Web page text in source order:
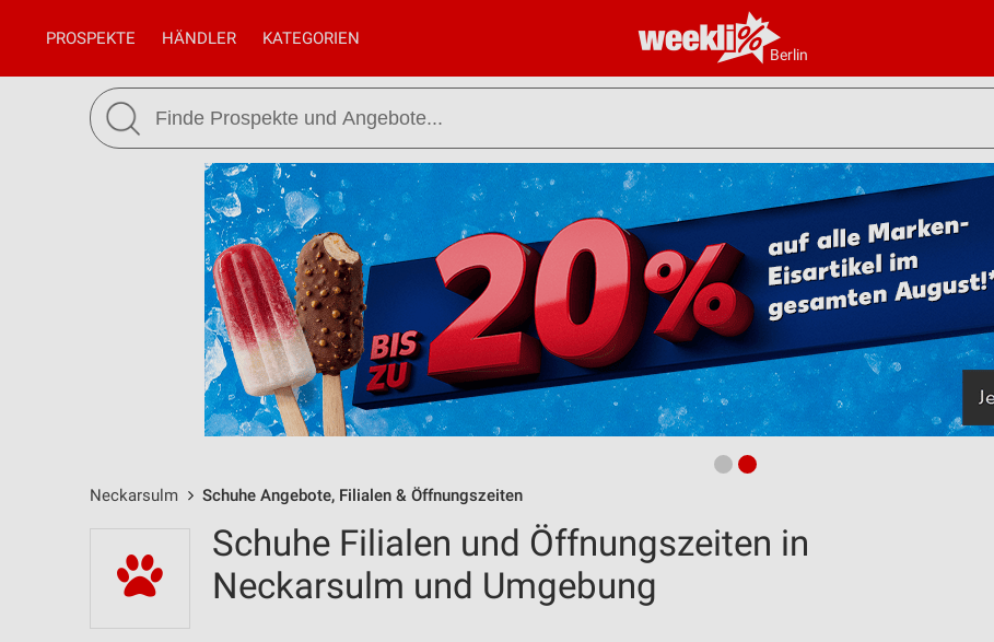
Berlin
PROSPEKTE HÄNDLER KATEGORIEN
Neckarsulm Schuhe Angebote, Filialen & Öffnungszeiten
Schuhe Filialen und Öffnungszeiten in
Neckarsulm und Umgebung